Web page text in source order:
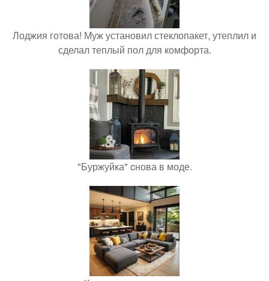
Лоджия готова! Муж установил стеклопакет, утеплил и
сделал теплый пол для комфорта.
"Буржуйка" cнова в моде.